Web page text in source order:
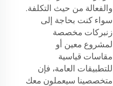
والفعالة من حيث التكلفة.
سواء كنت بحاجة إلى
زنبركات مخصصة
لمشروع معين أو
مقاسات قياسية
للتطبيقات العامة، فإن
متخصصينا سيعملون معك